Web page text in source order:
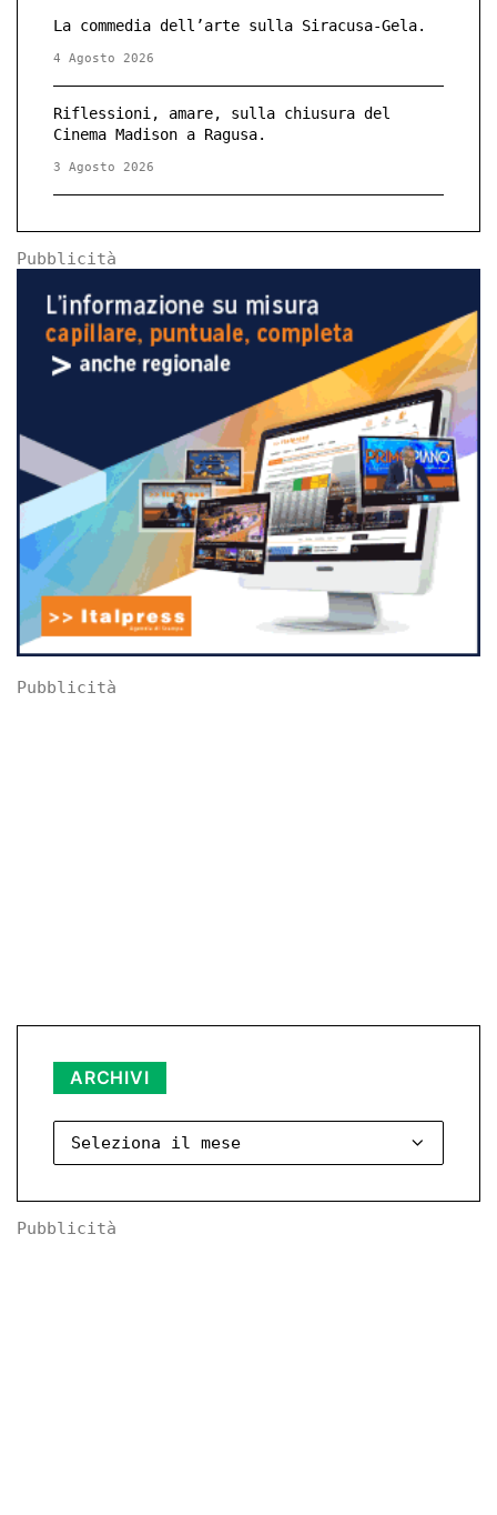
La commedia dell’arte sulla Siracusa-Gela.
4 Agosto 2026
Riflessioni, amare, sulla chiusura del
Cinema Madison a Ragusa.
3 Agosto 2026
Pubblicità
Pubblicità
ARCHIVI
Pubblicità